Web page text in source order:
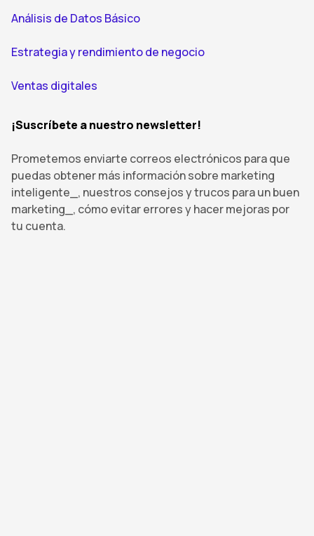
Análisis de Datos Básico
Estrategia y rendimiento de negocio
Ventas digitales
¡Suscríbete a nuestro newsletter!
Prometemos enviarte correos electrónicos para que
puedas obtener más información sobre marketing
inteligente_, nuestros consejos y trucos para un buen
marketing_, cómo evitar errores y hacer mejoras por
tu cuenta.